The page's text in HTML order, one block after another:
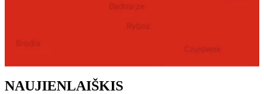
NAUJIENLAIŠKIS